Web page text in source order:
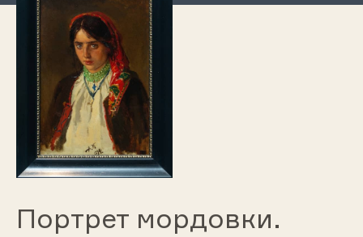
История
возвращенных
картин
Портрет мордовки.